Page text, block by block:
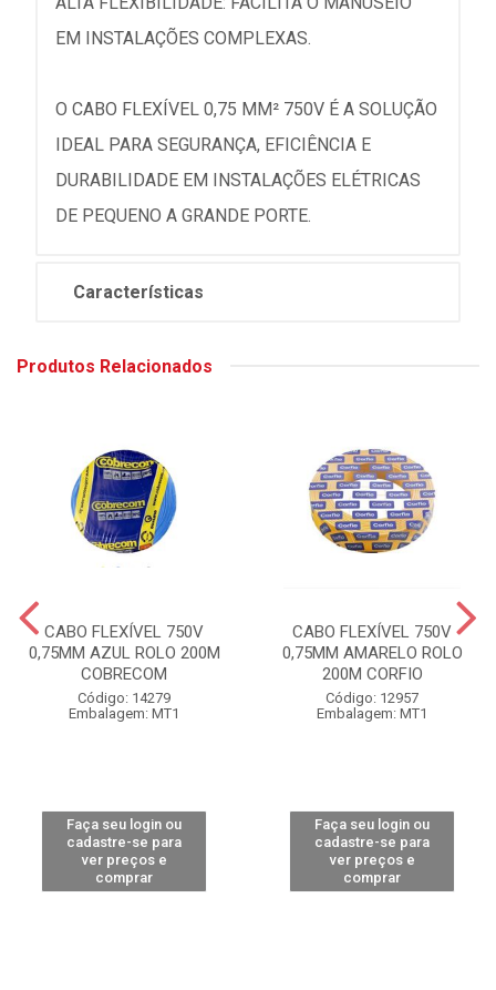
EM INSTALAÇÕES COMPLEXAS.
O CABO FLEXÍVEL 0,75 MM² 750V É A SOLUÇÃO
IDEAL PARA SEGURANÇA, EFICIÊNCIA E
DURABILIDADE EM INSTALAÇÕES ELÉTRICAS
DE PEQUENO A GRANDE PORTE.
Características
Produtos Relacionados
CABO FLEXÍVEL 750V
0,75MM AZUL ROLO 200M
COBRECOM
Código: 14279
Embalagem: MT1
Faça seu login ou
cadastre-se para
ver preços e
comprar
CABO FLEXÍVEL 750V
0,75MM AMARELO ROLO
200M CORFIO
Código: 12957
Embalagem: MT1
Faça seu login ou
cadastre-se para
ver preços e
comprar